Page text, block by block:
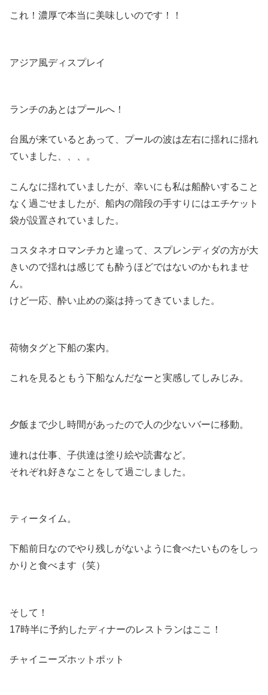
これ！濃厚で本当に美味しいのです！！
アジア風ディスプレイ
ランチのあとはプールへ！
台風が来ているとあって、プールの波は左右に揺れに揺れ
ていました、、、。
こんなに揺れていましたが、幸いにも私は船酔いすること
なく過ごせましたが、船内の階段の手すりにはエチケット
袋が設置されていました。
コスタネオロマンチカと違って、スプレンディダの方が大
きいので揺れは感じても酔うほどではないのかもれませ
ん。
けど一応、酔い止めの薬は持ってきていました。
荷物タグと下船の案内。
これを見るともう下船なんだなーと実感してしみじみ。
夕飯まで少し時間があったので人の少ないバーに移動。
連れは仕事、子供達は塗り絵や読書など。
それぞれ好きなことをして過ごしました。
ティータイム。
下船前日なのでやり残しがないように食べたいものをしっ
かりと食べます（笑）
そして！
17時半に予約したディナーのレストランはここ！
チャイニーズホットポット